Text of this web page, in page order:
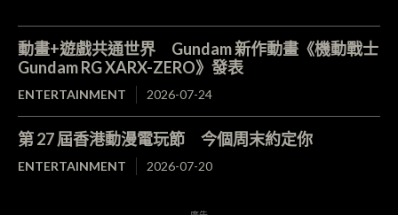
動畫+遊戲共通世界 Gundam 新作動畫《機動戰士
Gundam RG XARX-ZERO》發表
ENTERTAINMENT 2026-07-24
第 27 屆香港動漫電玩節 今個周末約定你
ENTERTAINMENT 2026-07-20